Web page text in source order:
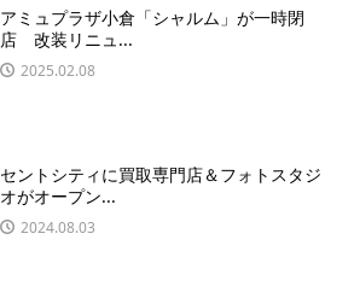
アミュプラザ小倉「シャルム」が一時閉
店 改装リニュ...
2025.02.08
セントシティに買取専門店＆フォトスタジ
オがオープン...
2024.08.03